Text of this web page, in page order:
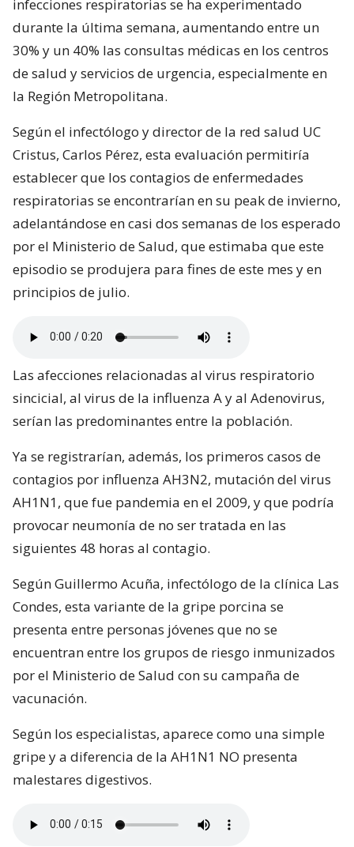
infecciones respiratorias se ha experimentado
durante la última semana, aumentando entre un
30% y un 40% las consultas médicas en los centros
de salud y servicios de urgencia, especialmente en
la Región Metropolitana.
Según el infectólogo y director de la red salud UC
Cristus, Carlos Pérez, esta evaluación permitiría
establecer que los contagios de enfermedades
respiratorias se encontrarían en su peak de invierno,
adelantándose en casi dos semanas de los esperado
por el Ministerio de Salud, que estimaba que este
episodio se produjera para fines de este mes y en
principios de julio.
Las afecciones relacionadas al virus respiratorio
sincicial, al virus de la influenza A y al Adenovirus,
serían las predominantes entre la población.
Ya se registrarían, además, los primeros casos de
contagios por influenza AH3N2, mutación del virus
AH1N1, que fue pandemia en el 2009, y que podría
provocar neumonía de no ser tratada en las
siguientes 48 horas al contagio.
Según Guillermo Acuña, infectólogo de la clínica Las
Condes, esta variante de la gripe porcina se
presenta entre personas jóvenes que no se
encuentran entre los grupos de riesgo inmunizados
por el Ministerio de Salud con su campaña de
vacunación.
Según los especialistas, aparece como una simple
gripe y a diferencia de la AH1N1 NO presenta
malestares digestivos.